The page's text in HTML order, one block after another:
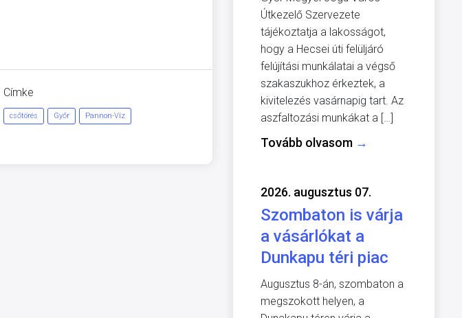
Címke
csőtörés Győr Pannon-Víz
Útkezelő Szervezete
tájékoztatja a lakosságot,
hogy a Hecsei úti felüljáró
felújítási munkálatai a végső
szakaszukhoz érkeztek, a
kivitelezés vasárnapig tart. Az
aszfaltozási munkákat a […]
Tovább olvasom →
2026. augusztus 07.
Szombaton is várja
a vásárlókat a
Dunkapu téri piac
Augusztus 8-án, szombaton a
megszokott helyen, a